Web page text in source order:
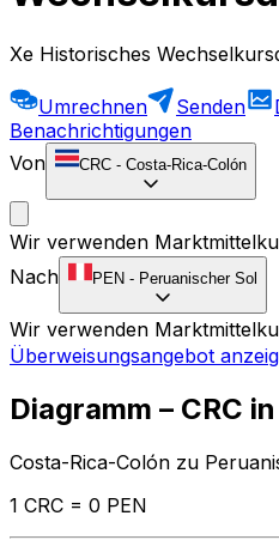
Xe Historisches
Umrechnen Senden
Benachrichtigungen
Von
CRC - Costa-Rica-Colón
Wir verwenden
Nach
PEN - Peruanischer Sol
Wir verwenden
Überweisungsangebot
Diagramm – CRC
Costa-Rica-Colón zu
1 CRC = 0 PEN